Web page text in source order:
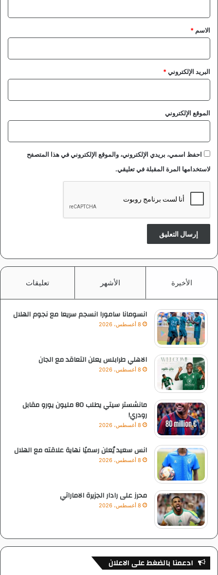
*
الاسم *
البريد الإلكتروني*
الموقع الإلكتروني
احفظ اسمي، بريدي الإلكتروني، والموقع الإلكتروني في هذا المتصفح
لاستخدامها المرة المقبلة في تعليقي.
الأخيرة الأشهر تعليقات
انسومانا سامورا انسجم سريعا مع نجوم الهلال
8 أغسطس، 2026
الاهلي طرابلس يعلن التعاقد مع الجان
8 أغسطس، 2026
مانشستر سيتي يطلب 80 مليون يورو مقابل
رودري!
8 أغسطس، 2026
انس سعيد يُعلن رسميًا نهاية علاقته مع الهلال
8 أغسطس، 2026
محرز على رادار الجزيرة الاماراتي
8 أغسطس، 2026
ادعمنا بالضغط على الاعلان